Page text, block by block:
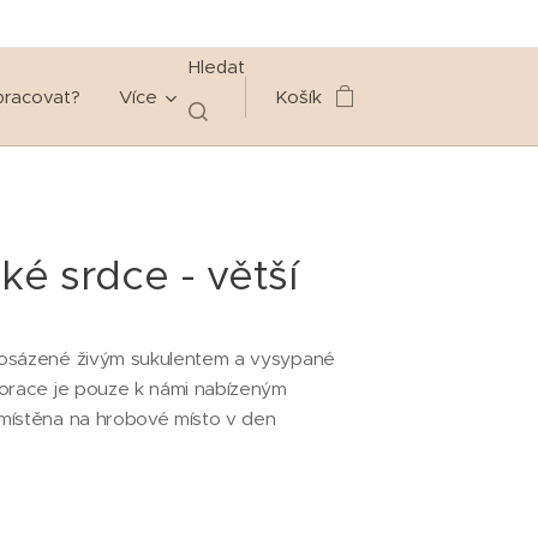
Více
Hledat
Košík
srdce - větší
živým sukulentem a vysypané
je pouze k námi nabízeným
na hrobové místo v den